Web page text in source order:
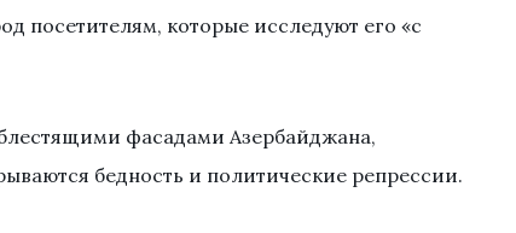
посетителям, которые исследуют его «с
фасадами Азербайджана,
бедность и политические репрессии.